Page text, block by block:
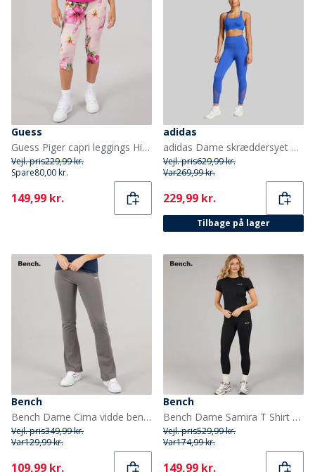
Guess
Guess Piger capri leggings Hibiscus Oasis
Vejl. pris229,99 kr.
Spare80,00 kr.
Current
149,99 kr.
adidas
adidas Dame skræddersyet hiit træning 7/8 leggings Semi Lucid Blue
Vejl. pris629,99 kr.
Var269,99 kr.
Current
229,99 kr.
Tilbage på lager
Bench
Bench Dame Cirna vidde ben bukser Charcoal
Vejl. pris349,99 kr.
Var129,99 kr.
Current
109,99 kr.
Bench
Bench Dame Samira T Shirt Og Leggings Sæt Sort
Vejl. pris529,99 kr.
Var174,99 kr.
Current
149,99 kr.